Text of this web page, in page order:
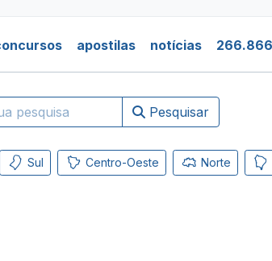
apostilas notícias
Pesquisar
Sul Centro-Oeste Norte